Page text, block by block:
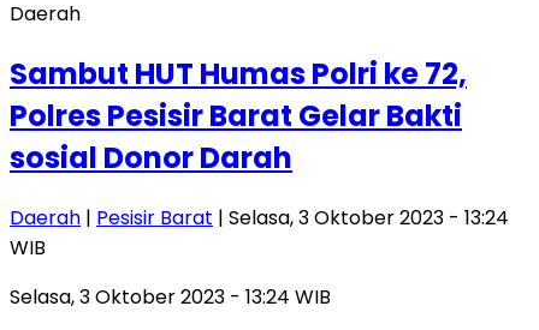
Daerah
Sambut HUT Humas Polri ke 72,
Polres Pesisir Barat Gelar Bakti
sosial Donor Darah
Daerah | Pesisir Barat | Selasa, 3 Oktober 2023 - 13:24
WIB
Selasa, 3 Oktober 2023 - 13:24 WIB